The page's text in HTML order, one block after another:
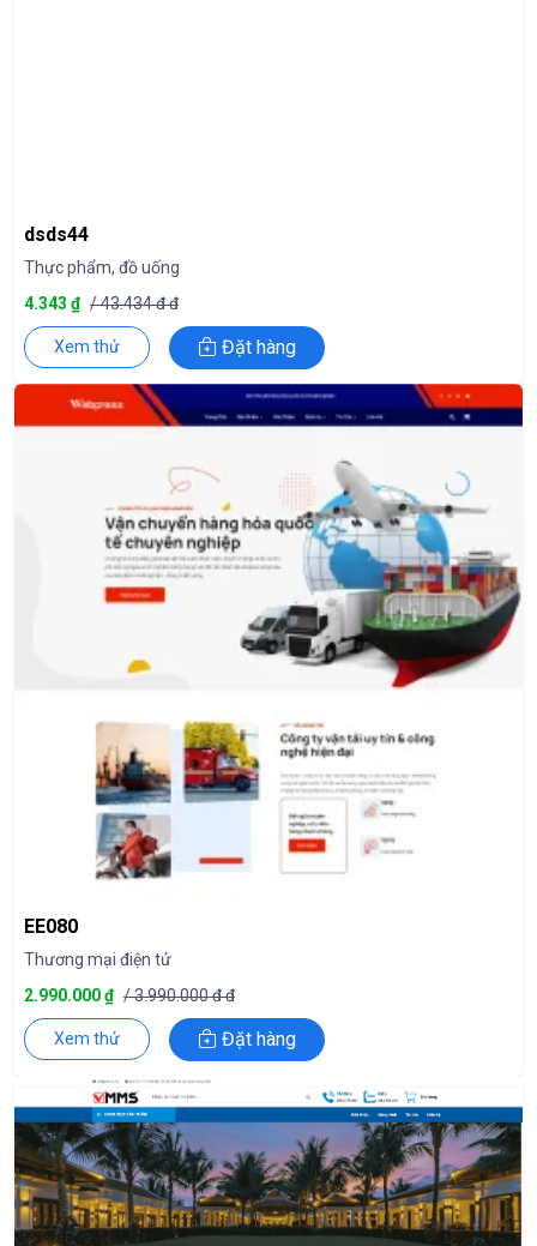
dsds44
Thực phẩm, đồ uống
4.343 ₫ / 43.434 đ đ
Xem thử Đặt hàng
EE080
Thương mại điện tử
2.990.000 ₫ / 3.990.000 đ đ
Xem thử Đặt hàng